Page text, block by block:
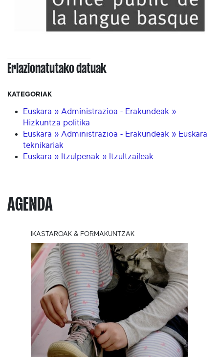
Erlazionatutako datuak
KATEGORIAK
Euskara » Administrazioa - Erakundeak »
Hizkuntza politika
Euskara » Administrazioa - Erakundeak » Euskara
teknikariak
Euskara » Itzulpenak » Itzultzaileak
AGENDA
IKASTAROAK & FORMAKUNTZAK